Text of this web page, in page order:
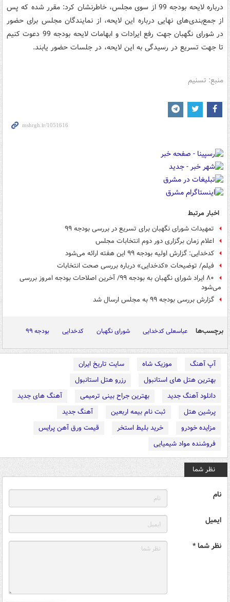
درباره لایحه بودجه 99 از سوی مجلس، خاطرنشان کرد: مقرر شده که پس
از جمع‌بندی‌های نهایی درباره این لایحه، از نمایندگان مجلس برای حضور
در شورای نگهبان جهت رفع ایرادات و ابهامات لایحه بودجه 99 دعوت کنیم
تا جهت تسریع در رسیدگی به این لایحه، در جلسات حضور یابند.
منبع: تسنیم
اخبار مرتبط
تمهیدات شورای نگهبان برای تسریع در بررسی بودجه ۹۹
اعلام زمان برگزاری دور دوم انتخابات مجلس
کدخدایی: گزارش اولیه بودجه ۹۹ این هفته ارائه می‌شود
فیلم/ توضیحات «کدخدایی» درباره بررسی صحت انتخابات
۸۰ ایراد شورای نگهبان به بودجه ۹۹/ آخرین اصلاحات بودجه امروز بررسی
می‌شود
گزارش بررسی بودجه ۹۹ به مجلس ارسال شد
برچسب‌ها عباسعلی کدخدایی شورای نگهبان کدخدایی بودجه ۹۹
آپ آهنگ موزیک شاه
سایت تاریخ ایران
بهترین هتل های استانبول
رزرو هتل استانبول
دانلود آهنگ جدید
بهترین جراح بینی ترمیمی
آهنگ های جدید
پرشین هتل
ثبت نام بیمه اربعین
آهنگ جدید
مزایده خودرو
خرید بلیط استخر
قیمت ورق آهن پرایس
فروشنده مواد شیمیایی
نظر شما
نام
ایمیل
نظر شما *